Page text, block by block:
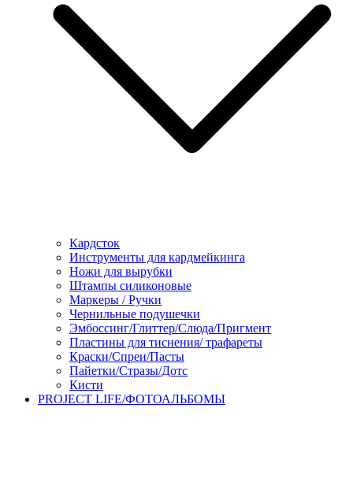
Кардсток
Инструменты для кардмейкинга
Ножи для вырубки
Штампы силиконовые
Маркеры / Ручки
Чернильные подушечки
Эмбоссинг/Глиттер/Слюда/Пригмент
Пластины для тиснения/ трафареты
Краски/Спреи/Пасты
Пайетки/Стразы/Дотс
Кисти
PROJECT LIFE/ФОТОАЛЬБОМЫ